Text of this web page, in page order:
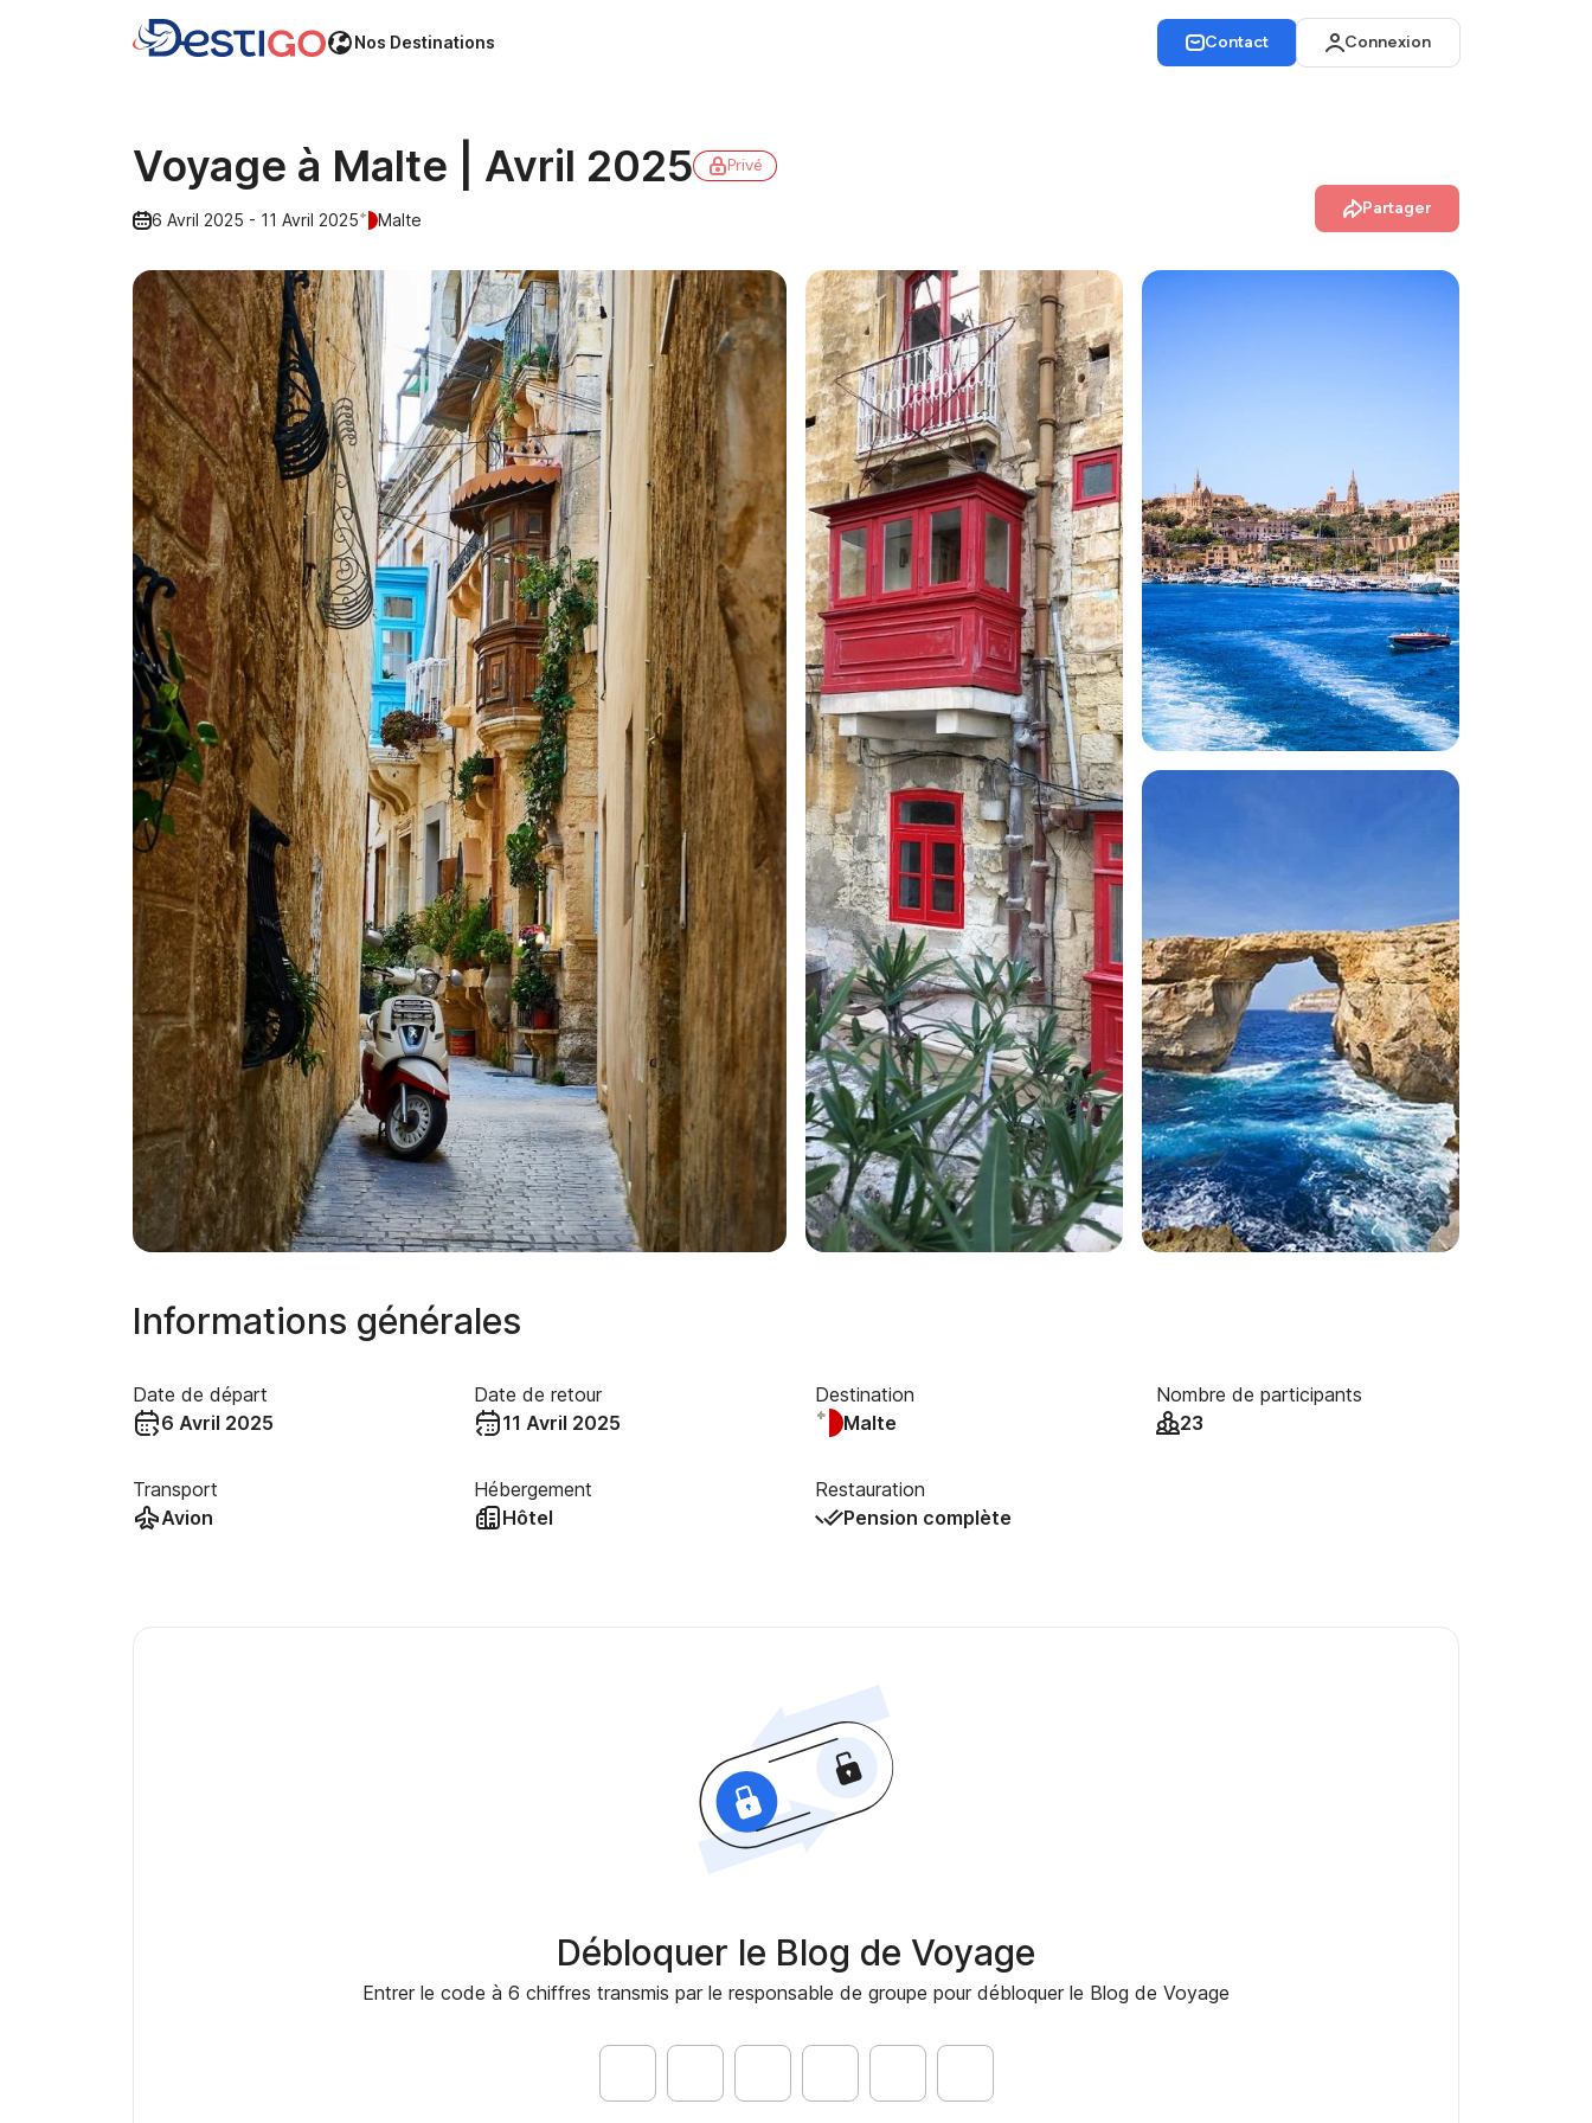
Nos Destinations Contact Connexion
Voyage à Malte | Avril 2025 Privé
6 Avril 2025 - 11 Avril 2025 Malte
Partager
Informations générales
Date de départ
6 Avril 2025
Date de retour
11 Avril 2025
Destination
Malte
Nombre de participants
23
Transport
Avion
Hébergement
Hôtel
Restauration
Pension complète
Débloquer le Blog de Voyage
Entrer le code à 6 chiffres transmis par le responsable de groupe pour débloquer le Blog de Voyage